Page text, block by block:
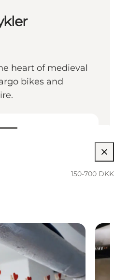
heart of medieval
bikes and
150-700 DKK